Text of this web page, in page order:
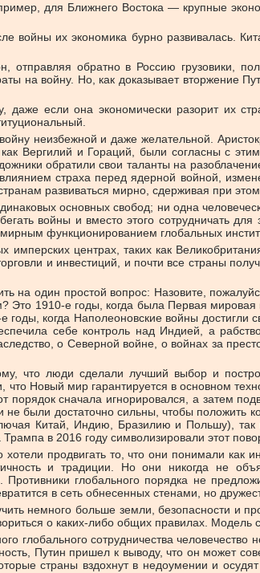
для Ближнего Востока — крупные
их экономика бурно развивалась.
отправляя обратно в Россию грузовики,
на войну. Но, как доказывает вторжение
даже если она экономически разорит их
неизбежной и даже желательной.
Вергилий и Гораций, были согласны с
обратили свои таланты на
страха перед ядерной войной,
развиваться мирно, сдерживая при
основных свобод; ни одна
войны и вместо этого сотрудничать
функционированием глобальных
центрах, таких как
и инвестиций, и почти все страны
на один простой вопрос: Назовите,
1910-е годы, когда была Первая
когда Наполеоновские войны достигли
себе контроль над Индией, а
о Северной войне, о войнах за
что люди сделали лучший выбор и
Новый мир гарантируется в основном
сначала игнорировался, а затем
не были достаточно сильны, чтобы положить
Китай, Индию, Бразилию и Польшу),
в 2016 году символизировали этот
продвигать то, что они понимали как
и традиции. Но они никогда не
Противники глобального порядка не
в сеть обнесенных стенами, но
немного больше земли, безопасности и
о каких-либо общих правилах. Модель
глобального сотрудничества человечество
Путин пришел к выводу, что он может
страны вздохнут в недоумении и